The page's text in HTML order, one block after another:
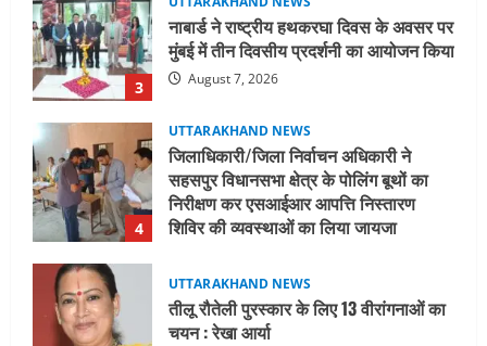
4
जिलाधिकारी/जिला निर्वाचन अधिकारी ने
सहसपुर विधानसभा क्षेत्र के पोलिंग बूथों का
निरीक्षण कर एसआईआर आपत्ति निस्तारण
शिविर की व्यवस्थाओं का लिया जायजा
5
UTTARAKHAND NEWS
तीलू रौतेली पुरस्कार के लिए 13 वीरांगनाओं का
चयन : रेखा आर्या
August 6, 2026
UTTARAKHAND NEWS
15 अगस्त तक ई-केवाईसी नहीं कराई तो गैस
आपूर्ति पर पड़ सकता है असर